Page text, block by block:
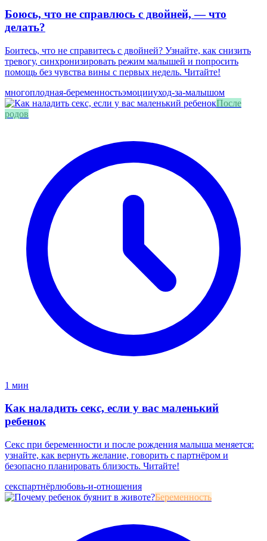
Боюсь, что не справлюсь с двойней, — что
делать?
Боитесь, что не справитесь с двойней? Узнайте, как снизить
тревогу, синхронизировать режим малышей и попросить
помощь без чувства вины с первых недель. Читайте!
многоплодная-беременностьэмоцииуход-за-малышом
После
родов
1 мин
Как наладить секс, если у вас маленький
ребенок
Секс при беременности и после рождения малыша меняется:
узнайте, как вернуть желание, говорить с партнёром и
безопасно планировать близость. Читайте!
секспартнёрлюбовь-и-отношения
Беременность